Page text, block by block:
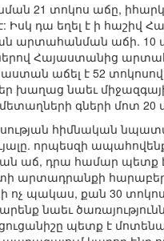
21 տոկոս աճը,
Իսկ դա եղել է ի հաշիվ
արտահանման աճի. 10
Հայաստանից
աճել է 52
խաղաց նաեւ
գների մոտ 20
հիմնական
որպեսզի
աճ, դրա համար պետք
արտադրանքի
ոչ պակաս, քան 30
նաեւ
պետք է